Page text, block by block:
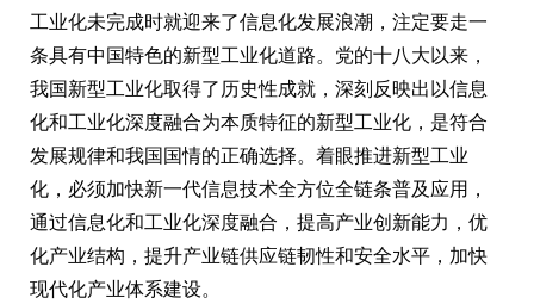
工业化未完成时就迎来了信息化发展浪潮，注定要走一
条具有中国特色的新型工业化道路。党的十八大以来，
我国新型工业化取得了历史性成就，深刻反映出以信息
化和工业化深度融合为本质特征的新型工业化，是符合
发展规律和我国国情的正确选择。着眼推进新型工业
化，必须加快新一代信息技术全方位全链条普及应用，
通过信息化和工业化深度融合，提高产业创新能力，优
化产业结构，提升产业链供应链韧性和安全水平，加快
现代化产业体系建设。